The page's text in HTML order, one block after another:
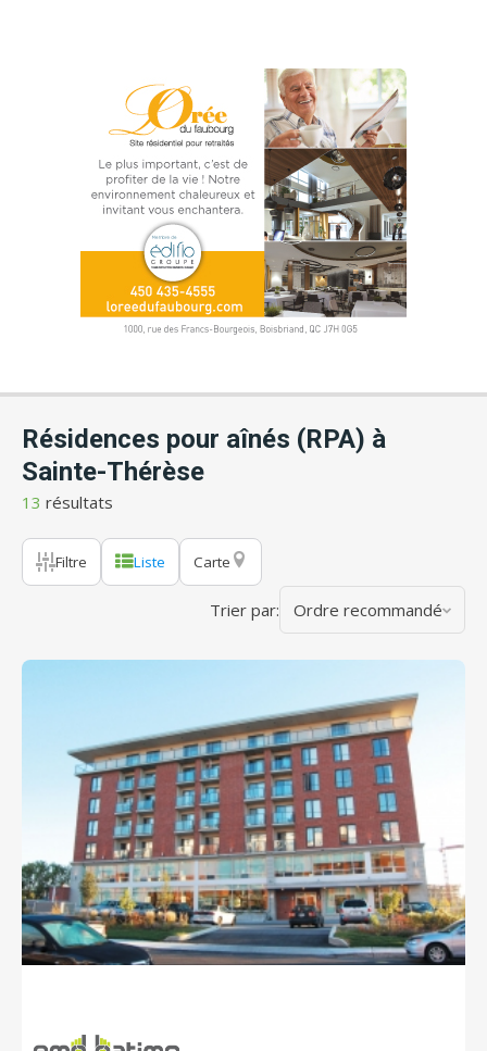
Résidences pour aînés (RPA) à
Sainte-Thérèse
13 résultats
Filtre Liste Carte
Trier par: Ordre recommandé